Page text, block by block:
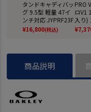
タンドキャディバッ
グ 9.5型 軽量 47イ
ンチ対応 JYPRF23F
SB 【JYPER'Sオリ
ジナル商品】
¥16,800(税込)
PRO
ロV1
入り)
2025
EIST
¥
商品説明